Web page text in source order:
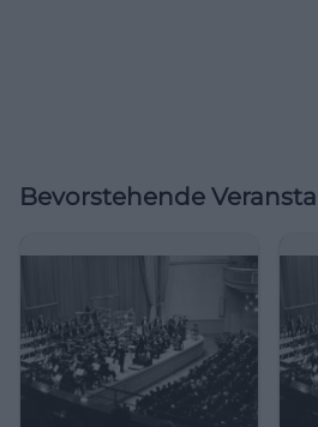
Bevorstehende